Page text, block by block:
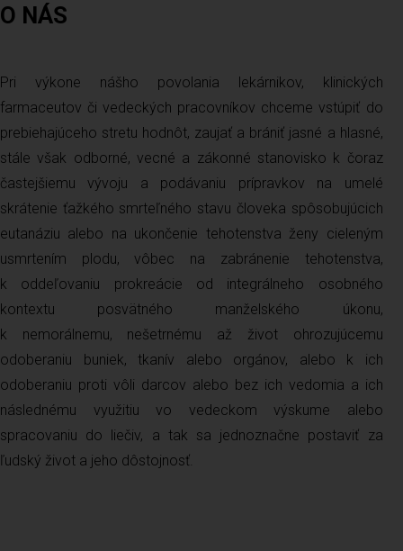
O NÁS
Pri výkone nášho povolania lekárnikov, klinických
farmaceutov či vedeckých pracovníkov chceme vstúpiť do
prebiehajúceho stretu hodnôt, zaujať a brániť jasné a hlasné,
stále však odborné, vecné a zákonné stanovisko k čoraz
častejšiemu vývoju a podávaniu prípravkov na umelé
skrátenie ťažkého smrteľného stavu človeka spôsobujúcich
eutanáziu alebo na ukončenie tehotenstva ženy cieleným
usmrtením plodu, vôbec na zabránenie tehotenstva,
k oddeľovaniu prokreácie od integrálneho osobného
kontextu posvätného manželského úkonu,
k nemorálnemu, nešetrnému až život ohrozujúcemu
odoberaniu buniek, tkanív alebo orgánov, alebo k ich
odoberaniu proti vôli darcov alebo bez ich vedomia a ich
následnému využitiu vo vedeckom výskume alebo
spracovaniu do liečiv, a tak sa jednoznačne postaviť za
ľudský život a jeho dôstojnosť.